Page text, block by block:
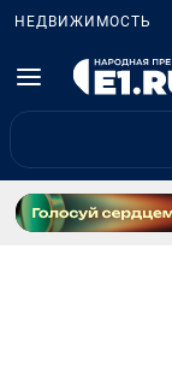
НЕДВИЖИМОСТЬ